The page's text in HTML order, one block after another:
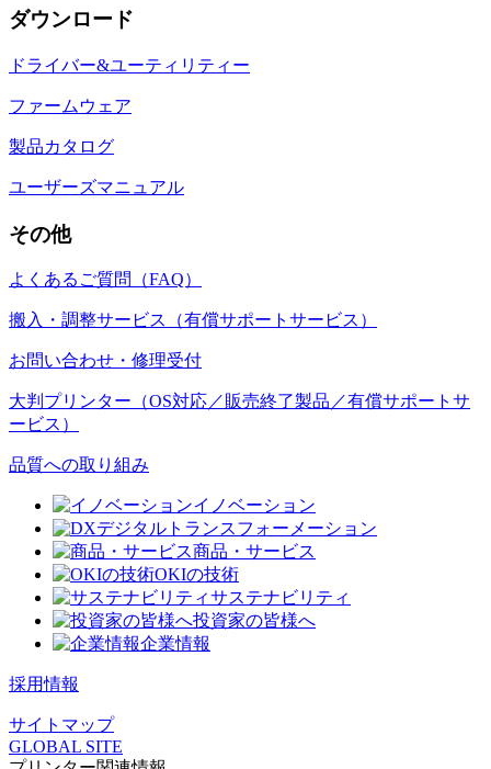
ダウンロード
ドライバー&ユーティリティー
ファームウェア
製品カタログ
ユーザーズマニュアル
その他
よくあるご質問（FAQ）
搬入・調整サービス（有償サポートサービス）
お問い合わせ・修理受付
大判プリンター（OS対応／販売終了製品／有償サポートサ
ービス）
品質への取り組み
イノベーション
デジタルトランスフォーメーション
商品・サービス
OKIの技術
サステナビリティ
投資家の皆様へ
企業情報
採用情報
サイトマップ
GLOBAL SITE